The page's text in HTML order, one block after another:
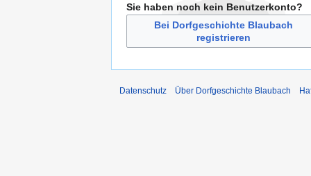
Sie haben noch kein Benutzerkonto?
Bei Dorfgeschichte Blaubach
registrieren
Datenschutz Über Dorfgeschichte Blaubach